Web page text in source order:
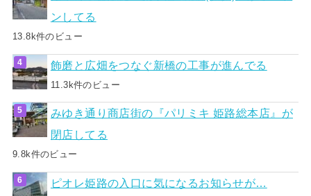
ンしてる
13.8k件のビュー
飾磨と広畑をつなぐ新橋の工事が進んでる
11.3k件のビュー
みゆき通り商店街の『パリミキ 姫路総本店』が
閉店してる
9.8k件のビュー
ピオレ姫路の入口に気になるお知らせが…